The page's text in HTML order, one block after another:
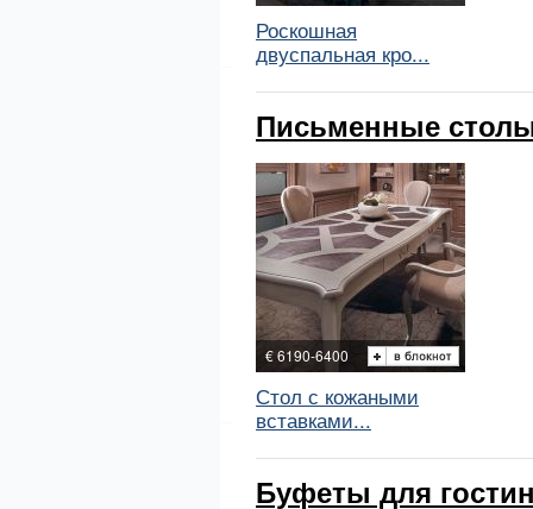
Роскошная
двуспальная кро...
Письменные
€ 6190-6400
Стол с кожаными
вставками...
Буфеты для